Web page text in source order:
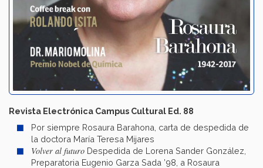
Revista Electrónica Campus Cultural Ed. 88
Por siempre Rosaura Barahona, carta de despedida de
la doctora María Teresa Mijares
Volver al futuro Despedida de Lorena Sander González,
Preparatoria Eugenio Garza Sada ’98, a Rosaura